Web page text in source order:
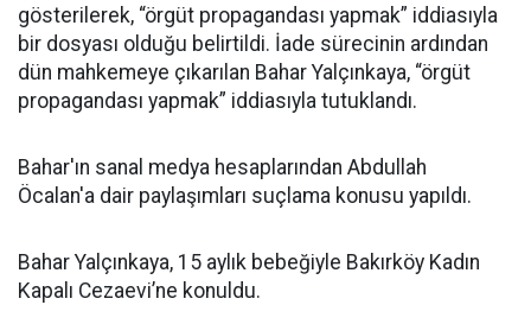
gösterilerek, “örgüt propagandası yapmak” iddiasıyla
bir dosyası olduğu belirtildi. İade sürecinin ardından
dün mahkemeye çıkarılan Bahar Yalçınkaya, “örgüt
propagandası yapmak” iddiasıyla tutuklandı.
Bahar'ın sanal medya hesaplarından Abdullah
Öcalan'a dair paylaşımları suçlama konusu yapıldı.
Bahar Yalçınkaya, 15 aylık bebeğiyle Bakırköy Kadın
Kapalı Cezaevi’ne konuldu.